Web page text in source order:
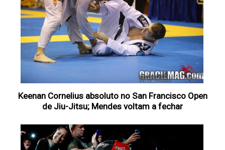
Keenan Cornelius absoluto no San Francisco Open
de Jiu-Jitsu; Mendes voltam a fechar